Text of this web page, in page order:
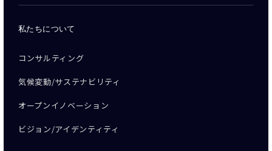
私たちについて
コンサルティング
気候変動/サステナビリティ
オープンイノベーション
ビジョン/アイデンティティ